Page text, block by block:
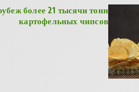
более 21 тысячи тонн
картофельных чипсов